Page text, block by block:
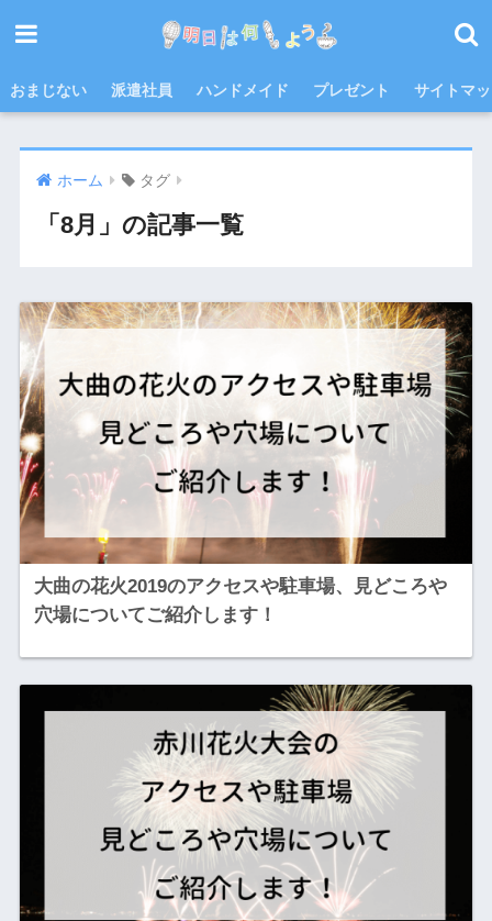
おまじない 派遣社員 ハンドメイド プレゼント サイトマ
ホーム タグ
「8月」の記事一覧
大曲の花火2019のアクセスや駐車場、見どころや
穴場についてご紹介します！